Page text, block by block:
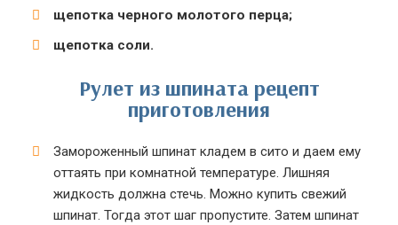
щепотка черного молотого перца;
щепотка соли.
Рулет из шпината рецепт
приготовления
Замороженный шпинат кладем в сито и даем ему
оттаять при комнатной температуре. Лишняя
жидкость должна стечь. Можно купить свежий
шпинат. Тогда этот шаг пропустите. Затем шпинат